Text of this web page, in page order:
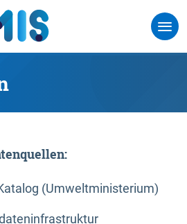
(Umweltministerium)